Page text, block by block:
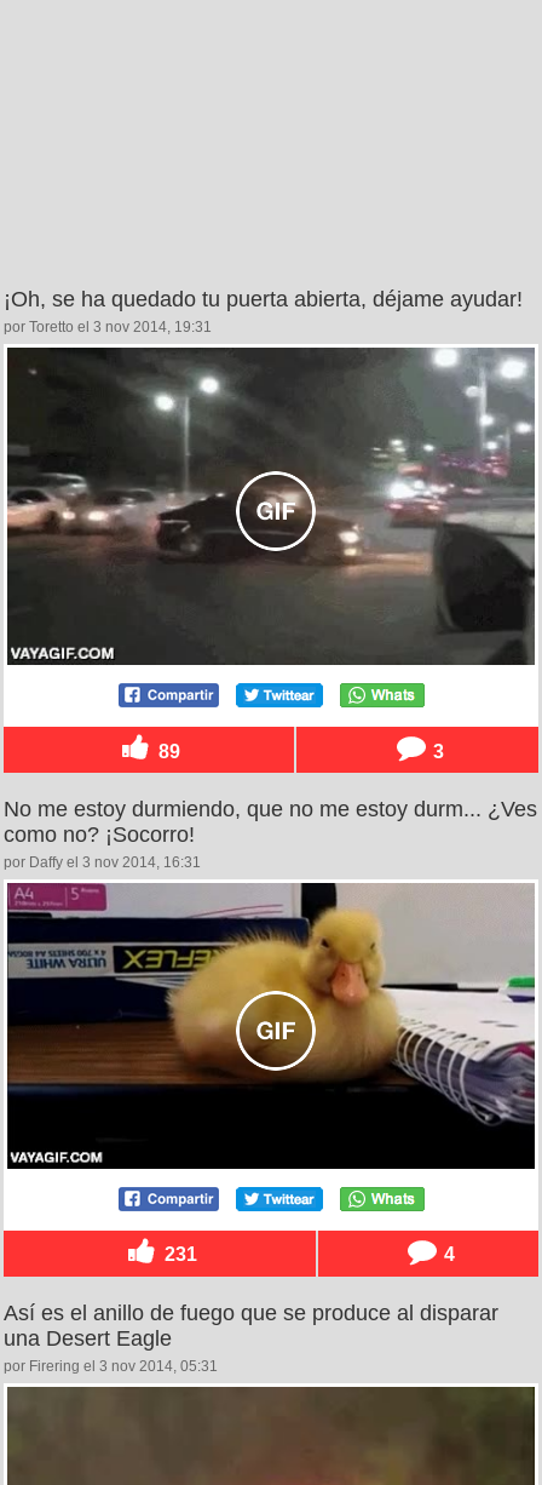
¡Oh, se ha quedado tu puerta abierta, déjame ayudar!
por Toretto el 3 nov 2014, 19:31
89 3
No me estoy durmiendo, que no me estoy durm... ¿Ves
como no? ¡Socorro!
por Daffy el 3 nov 2014, 16:31
231 4
Así es el anillo de fuego que se produce al disparar
una Desert Eagle
por Firering el 3 nov 2014, 05:31